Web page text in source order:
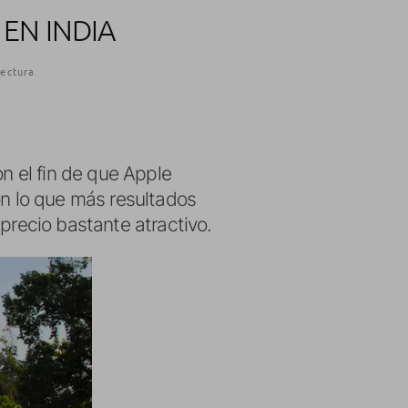
INDIA
el fin de que Apple
lo que más resultados
bastante atractivo.